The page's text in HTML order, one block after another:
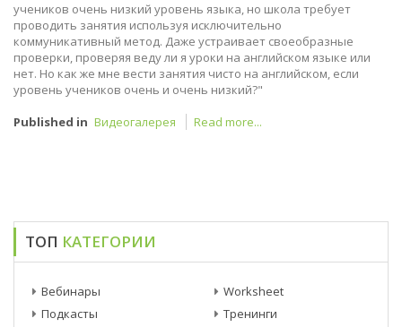
учеников очень низкий уровень языка, но школа требует
проводить занятия используя исключительно
коммуникативный метод. Даже устраивает своеобразные
проверки, проверяя веду ли я уроки на английском языке или
нет. Но как же мне вести занятия чисто на английском, если
уровень учеников очень и очень низкий?"
Published in Видеогалерея Read more...
ТОП КАТЕГОРИИ
Вебинары
Подкасты
Worksheet
Тренинги